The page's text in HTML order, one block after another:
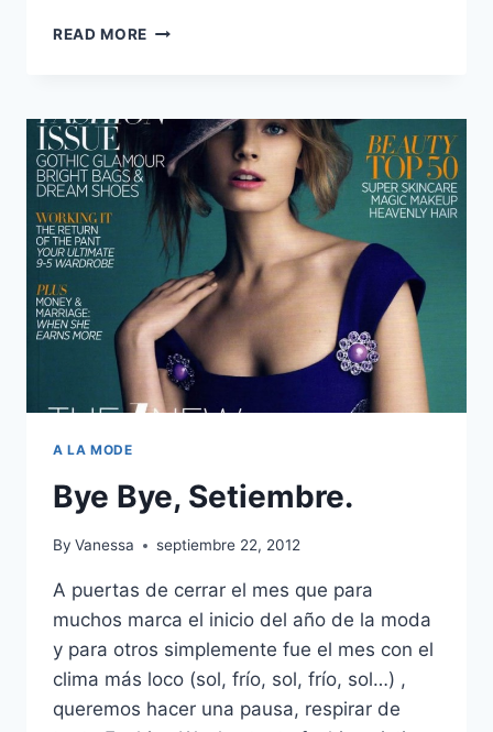
READ MORE SIMPLE
A LA MODE
Bye Bye, Setiembre.
By Vanessa septiembre 22, 2012
A puertas de cerrar el mes que para
muchos marca el inicio del año de la moda
y para otros simplemente fue el mes con el
clima más loco (sol, frío, sol, frío, sol…) ,
queremos hacer una pausa, respirar de